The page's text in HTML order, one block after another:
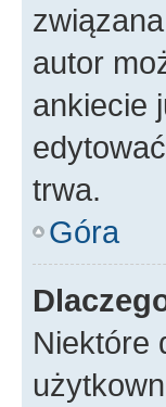
autor
ankiecie
trwa.
Góra
Niektóre